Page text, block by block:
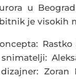
u
je visokih
Zoran